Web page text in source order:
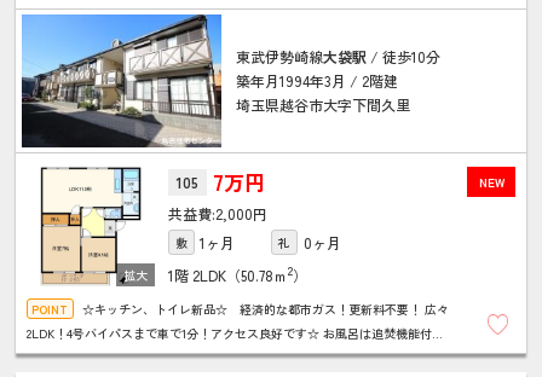
東武伊勢崎線大袋駅 / 徒歩10分
築年月1994年3月 / 2階建
埼玉県越谷市大字下間久里
NEW
105 7万円
2,000円
敷 1ヶ月 礼
0ヶ月
1階 2LDK（50.78ｍ 2）
☆キッチン、トイレ新品☆ 経済的な都市ガス！更新料不要！ 広々
2LDK！4号バイパスまで車で1分！アクセス良好です☆ お風呂は追焚機能付
き！いつでもあたたかいお風呂が楽しめます♪